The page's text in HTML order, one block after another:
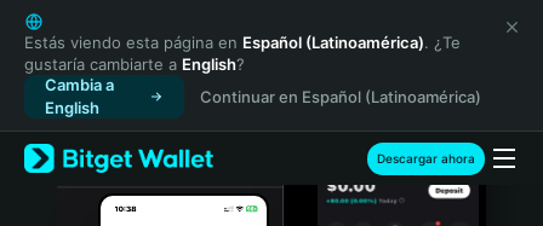
English
日本語
Tiếng Việt
Русский
Español (Latinoamérica)
Türkçe
Italiano
Estás viendo esta página en Español (Latinoamérica). ¿Te
gustaría cambiarte a English?
Cambia a
English
Continuar en Español (Latinoamérica)
Descargar ahora